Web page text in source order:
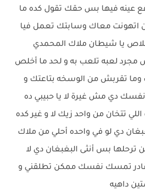
عينه فيها بس حقك تقول كده ما
اتهونت معاك وسابتك تعمل فيا
يا شيطان ملاك المحمدي
لعبه تلعب به و لحد ما أخلص
تقربش من الوسخه بتاعتك و
دي مش غيرة لا يا حبيبي ده
تتخان من واحد زيك لا و غير كده
دي لو في واحده أحلي من ملاك
بس أنثى البغبغان دي لا
تمسك نفسك ممكن تطلقني و
داهيه